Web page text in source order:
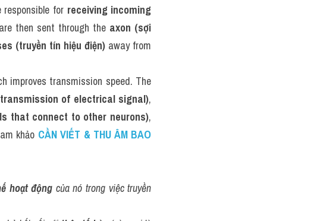
for receiving incoming
then sent through the axon (sợi
(truyền tín hiệu điện) away from
improves transmission speed. The
of electrical signal),
that connect to other neurons),
khảo CẦN VIẾT & THU ÂM BAO
hoạt động của nó trong việc truyền